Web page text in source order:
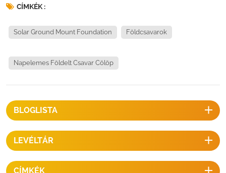
telepítéshez. Földcsavarunkat percek alatt, várakozási idő nélkül
és a talaj az eszköz egyszerű lecsavarásával visszaáll az eredeti
állapotába. A föld A csavarok újrafelhasználhatók, és szükség szerint
PROJEKTHOZ: Földcsavarok specifikációiMegjegyzés: személyre
projektekkel kapcsolatban.FÖLDI CSAVARCALOM TELEPÍTÉSI VIDEÓ
(bemutató): Napelemes állvány-/szerelési hardvereket tervezünk és
felsorolva az összesaz interneten való állványozás részleteit, ezért
kérjük, ne habozzon lépjen kapcsolatba velünk konkrét projektjeinek
további részleteiért.
CÍMKÉK :
Solar Ground Mount Foundation Földcsavarok
Napelemes Földelt Csavar Cölöp
BLOGLISTA
LEVÉLTÁR
CÍMKÉK